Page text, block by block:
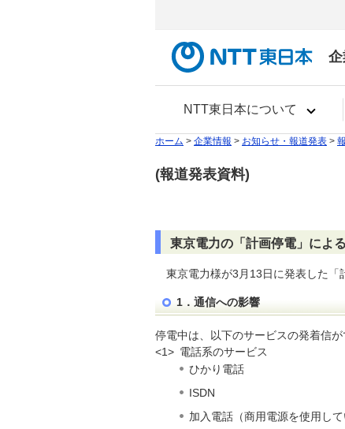
NTT東日本について
ホーム > 企業情報 > お知らせ・報道発表 >
(報道発表資料)
東京電力の「計画停電」によ
東京電力様が3月13日に発表した「
1．通信への影響
停電中は、以下のサービスの発着信が
<1> 電話系のサービス
ひかり電話
ISDN
加入電話（商用電源を使用し